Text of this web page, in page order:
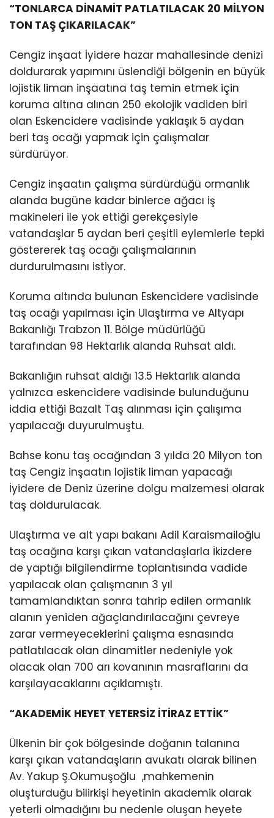
“TONLARCA DİNAMİT PATLATILACAK 20 MİLYON
TON TAŞ ÇIKARILACAK”
Cengiz inşaat İyidere hazar mahallesinde denizi
doldurarak yapımını üslendiği bölgenin en büyük
lojistik liman inşaatına taş temin etmek için
koruma altına alınan 250 ekolojik vadiden biri
olan Eskencidere vadisinde yaklaşık 5 aydan
beri taş ocağı yapmak için çalışmalar
sürdürüyor.
Cengiz inşaatın çalışma sürdürdüğü ormanlık
alanda bugüne kadar binlerce ağacı iş
makineleri ile yok ettiği gerekçesiyle
vatandaşlar 5 aydan beri çeşitli eylemlerle tepki
göstererek taş ocağı çalışmalarının
durdurulmasını istiyor.
Koruma altında bulunan Eskencidere vadisinde
taş ocağı yapılması için Ulaştırma ve Altyapı
Bakanlığı Trabzon 11. Bölge müdürlüğü
tarafından 98 Hektarlık alanda Ruhsat aldı.
Bakanlığın ruhsat aldığı 13.5 Hektarlık alanda
yalnızca eskencidere vadisinde bulunduğunu
iddia ettiği Bazalt Taş alınması için çalışıma
yapılacağı duyurulmuştu.
Bahse konu taş ocağından 3 yılda 20 Milyon ton
taş Cengiz inşaatın lojistik liman yapacağı
İyidere de Deniz üzerine dolgu malzemesi olarak
taş doldurulacak.
Ulaştırma ve alt yapı bakanı Adil Karaismailoğlu
taş ocağına karşı çıkan vatandaşlarla İkizdere
de yaptığı bilgilendirme toplantısında vadide
yapılacak olan çalışmanın 3 yıl
tamamlandıktan sonra tahrip edilen ormanlık
alanın yeniden ağaçlandırılacağını çevreye
zarar vermeyeceklerini çalışma esnasında
patlatılacak olan dinamitler nedeniyle yok
olacak olan 700 arı kovanının masraflarını da
karşılayacaklarını açıklamıştı.
“AKADEMİK HEYET YETERSİZ İTİRAZ ETTİK”
Ülkenin bir çok bölgesinde doğanın talanına
karşı çıkan vatandaşların avukatı olarak bilinen
Av. Yakup Ş.Okumuşoğlu ,mahkemenin
oluşturduğu bilirkişi heyetinin akademik olarak
yeterli olmadığını bu nedenle oluşan heyete